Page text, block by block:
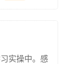
实操中。感